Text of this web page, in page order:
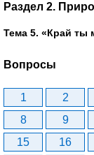
Раздел 2.
Тема 5. «Край
Вопросы
1 2
8
9
15
16